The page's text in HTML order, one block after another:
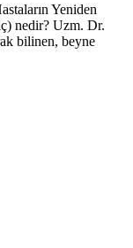
Yeniden
nedir? Uzm. Dr.
bilinen, beyne